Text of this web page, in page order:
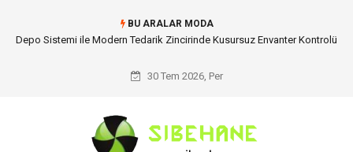
BU ARALAR MODA
Akrilik Boyama Seti ile Evinizde Dijitalden Uzak Bir Deşarj Alanı Tasarlayın
30 Tem 2026, Per